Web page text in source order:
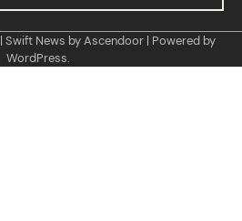
| Swift News byAscendoor | Powered by
WordPress.